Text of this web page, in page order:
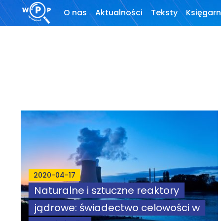
O nas Aktualności Teksty
Wywiady
Dla autorów
Darmowy
ebook
Linki
2020-04-17
Naturalne i sztuczne reaktory
jądrowe: świadectwo celowości w